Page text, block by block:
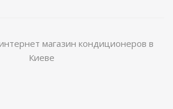
магазин кондиционеров в
Киеве